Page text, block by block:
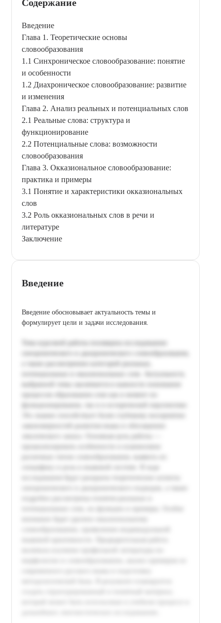
Содержание
Введение
Глава 1. Теоретические основы
словообразования
1.1 Синхроническое словообразование: понятие
и особенности
1.2 Диахроническое словообразование: развитие
и изменения
Глава 2. Анализ реальных и потенциальных слов
2.1 Реальные слова: структура и
функционирование
2.2 Потенциальные слова: возможности
словообразования
Глава 3. Окказиональное словообразование:
практика и примеры
3.1 Понятие и характеристики окказиональных
слов
3.2 Роль окказиональных слов в речи и
литературе
Заключение
Введение
Введение обосновывает актуальность темы и
формулирует цели и задачи исследования.